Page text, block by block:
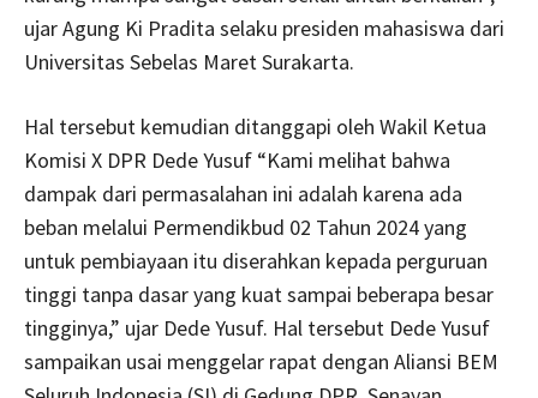
ujar Agung Ki Pradita selaku presiden mahasiswa dari
Universitas Sebelas Maret Surakarta.
Hal tersebut kemudian ditanggapi oleh Wakil Ketua
Komisi X DPR Dede Yusuf “Kami melihat bahwa
dampak dari permasalahan ini adalah karena ada
beban melalui Permendikbud 02 Tahun 2024 yang
untuk pembiayaan itu diserahkan kepada perguruan
tinggi tanpa dasar yang kuat sampai beberapa besar
tingginya,” ujar Dede Yusuf. Hal tersebut Dede Yusuf
sampaikan usai menggelar rapat dengan Aliansi BEM